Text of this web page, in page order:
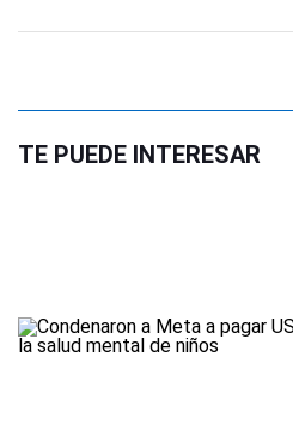
TE PUEDE INTERESAR